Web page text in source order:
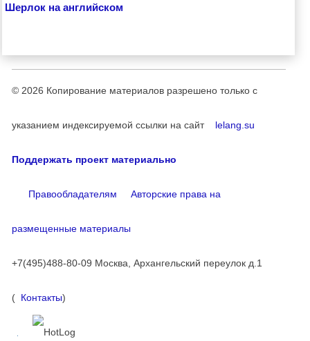
Шерлок на английском
© 2026 Копирование материалов разрешено только с
указанием индексируемой ссылки на сайт lelang.su
Поддержать проект материально
Правообладателям Авторские права на
размещенные материалы
+7(495)488-80-09 Москва, Архангельский переулок д.1
( Контакты)